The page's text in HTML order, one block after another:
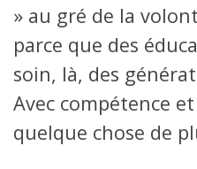
» au gré de la
parce que des
soin, là, des
Avec compétence
quelque chose de